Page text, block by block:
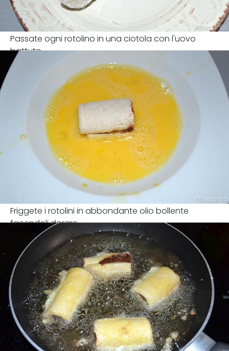
Passate ogni rotolino in una ciotola con l'uovo
battuto
Friggete i rotolini in abbondante olio bollente
facendoli dorare